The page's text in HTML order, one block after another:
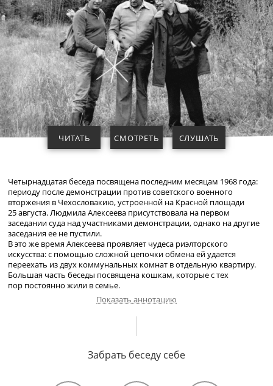
ЧИТАТЬ СМОТРЕТЬ СЛУШАТЬ
Четырнадцатая беседа посвящена последним месяцам 1968 года:
периоду после демонстрации против советского военного
вторжения в Чехословакию, устроенной на Красной площади
25 августа. Людмила Алексеева присутствовала на первом
заседании суда над участниками демонстрации, однако на другие
заседания ее не пустили.
В это же время Алексеева проявляет чудеса риэлторского
искусства: с помощью сложной цепочки обмена ей удается
переехать из двух коммунальных комнат в отдельную квартиру.
Большая часть беседы посвящена кошкам, которые с тех
пор постоянно жили в семье.
его матери. О семье Н. Н. Вильямса. О любви Н. Н. Вильямса
к кошкам. «Общество нищих сибаритов». Отношения Н. Н.
Показать аннотацию
Забрать беседу себе